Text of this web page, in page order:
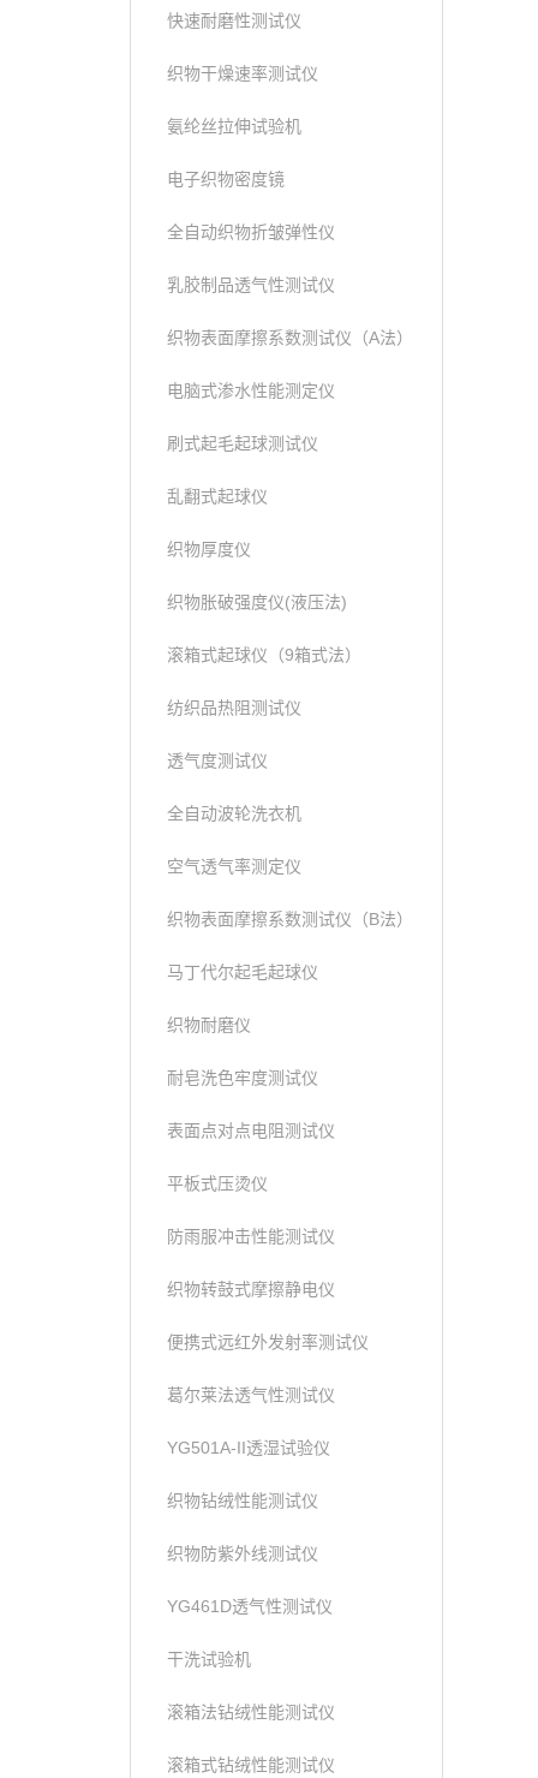
快速耐磨性测试仪
织物干燥速率测试仪
氨纶丝拉伸试验机
电子织物密度镜
全自动织物折皱弹性仪
乳胶制品透气性测试仪
织物表面摩擦系数测试仪（A法）
电脑式渗水性能测定仪
刷式起毛起球测试仪
乱翻式起球仪
织物厚度仪
织物胀破强度仪(液压法)
滚箱式起球仪（9箱式法）
纺织品热阻测试仪
透气度测试仪
全自动波轮洗衣机
空气透气率测定仪
织物表面摩擦系数测试仪（B法）
马丁代尔起毛起球仪
织物耐磨仪
耐皂洗色牢度测试仪
表面点对点电阻测试仪
平板式压烫仪
防雨服冲击性能测试仪
织物转鼓式摩擦静电仪
便携式远红外发射率测试仪
葛尔莱法透气性测试仪
YG501A-II透湿试验仪
织物钻绒性能测试仪
织物防紫外线测试仪
YG461D透气性测试仪
干洗试验机
滚箱法钻绒性能测试仪
滚箱式钻绒性能测试仪